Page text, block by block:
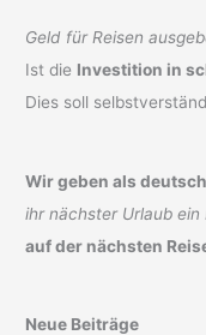
Geld für Reisen
Ist die Investition in
Dies soll
Wir geben als
ihr nächster Urlaub ein
auf der nächsten
Neue Beiträge